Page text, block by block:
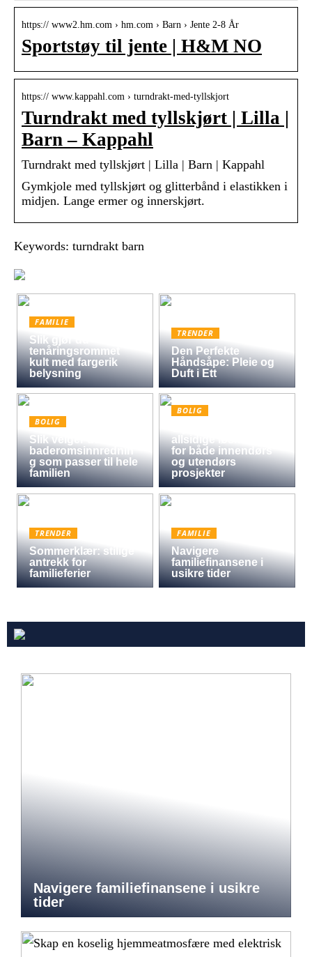
https:// www2.hm.com › hm.com › Barn › Jente 2-8 År
Sportstøy til jente | H&M NO
https:// www.kappahl.com › turndrakt-med-tyllskjort
Turndrakt med tyllskjørt | Lilla |
Barn – Kappahl
Turndrakt med tyllskjørt | Lilla | Barn | Kappahl
Gymkjole med tyllskjørt og glitterbånd i elastikken i
midjen. Lange ermer og innerskjørt.
Keywords: turndrakt barn
FAMILIE
Slik gjør du
tenåringsrommet
kult med fargerik
belysning
TRENDER
Den Perfekte
Håndsåpe: Pleie og
Duft i Ett
BOLIG
Slik velger du
baderomsinnrednin
g som passer til hele
familien
BOLIG
allsidige løsningen
for både innendørs
og utendørs
prosjekter
TRENDER
Sommerklær: stilige
antrekk for
familieferier
FAMILIE
Navigere
familiefinansene i
usikre tider
Navigere familiefinansene i usikre
tider